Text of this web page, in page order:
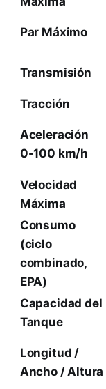
Par Máximo
Transmisión
Tracción
Aceleración
0-100 km/h
Velocidad
Máxima
Consumo
(ciclo
combinado,
EPA)
Capacidad del
Tanque
Longitud /
Ancho / Altura